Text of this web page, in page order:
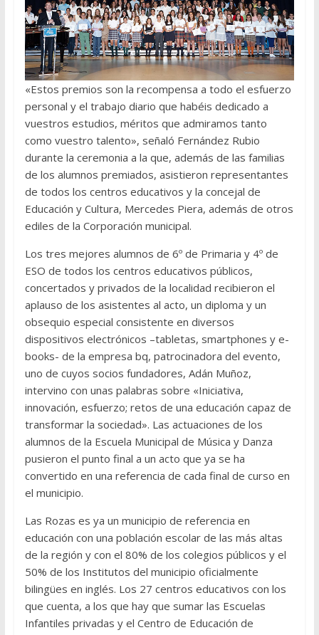
«Estos premios son la recompensa a todo el esfuerzo
personal y el trabajo diario que habéis dedicado a
vuestros estudios, méritos que admiramos tanto
como vuestro talento», señaló Fernández Rubio
durante la ceremonia a la que, además de las familias
de los alumnos premiados, asistieron representantes
de todos los centros educativos y la concejal de
Educación y Cultura, Mercedes Piera, además de otros
ediles de la Corporación municipal.
Los tres mejores alumnos de 6º de Primaria y 4º de
ESO de todos los centros educativos públicos,
concertados y privados de la localidad recibieron el
aplauso de los asistentes al acto, un diploma y un
obsequio especial consistente en diversos
dispositivos electrónicos –tabletas, smartphones y e-
books- de la empresa bq, patrocinadora del evento,
uno de cuyos socios fundadores, Adán Muñoz,
intervino con unas palabras sobre «Iniciativa,
innovación, esfuerzo; retos de una educación capaz de
transformar la sociedad». Las actuaciones de los
alumnos de la Escuela Municipal de Música y Danza
pusieron el punto final a un acto que ya se ha
convertido en una referencia de cada final de curso en
el municipio.
Las Rozas es ya un municipio de referencia en
educación con una población escolar de las más altas
de la región y con el 80% de los colegios públicos y el
50% de los Institutos del municipio oficialmente
bilingües en inglés. Los 27 centros educativos con los
que cuenta, a los que hay que sumar las Escuelas
Infantiles privadas y el Centro de Educación de